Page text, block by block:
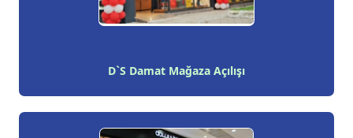
D`S Damat Mağaza Açılışı